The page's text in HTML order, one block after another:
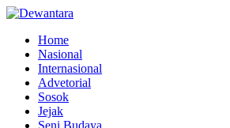
Home
Nasional
Internasional
Advetorial
Sosok
Jejak
Seni Budaya